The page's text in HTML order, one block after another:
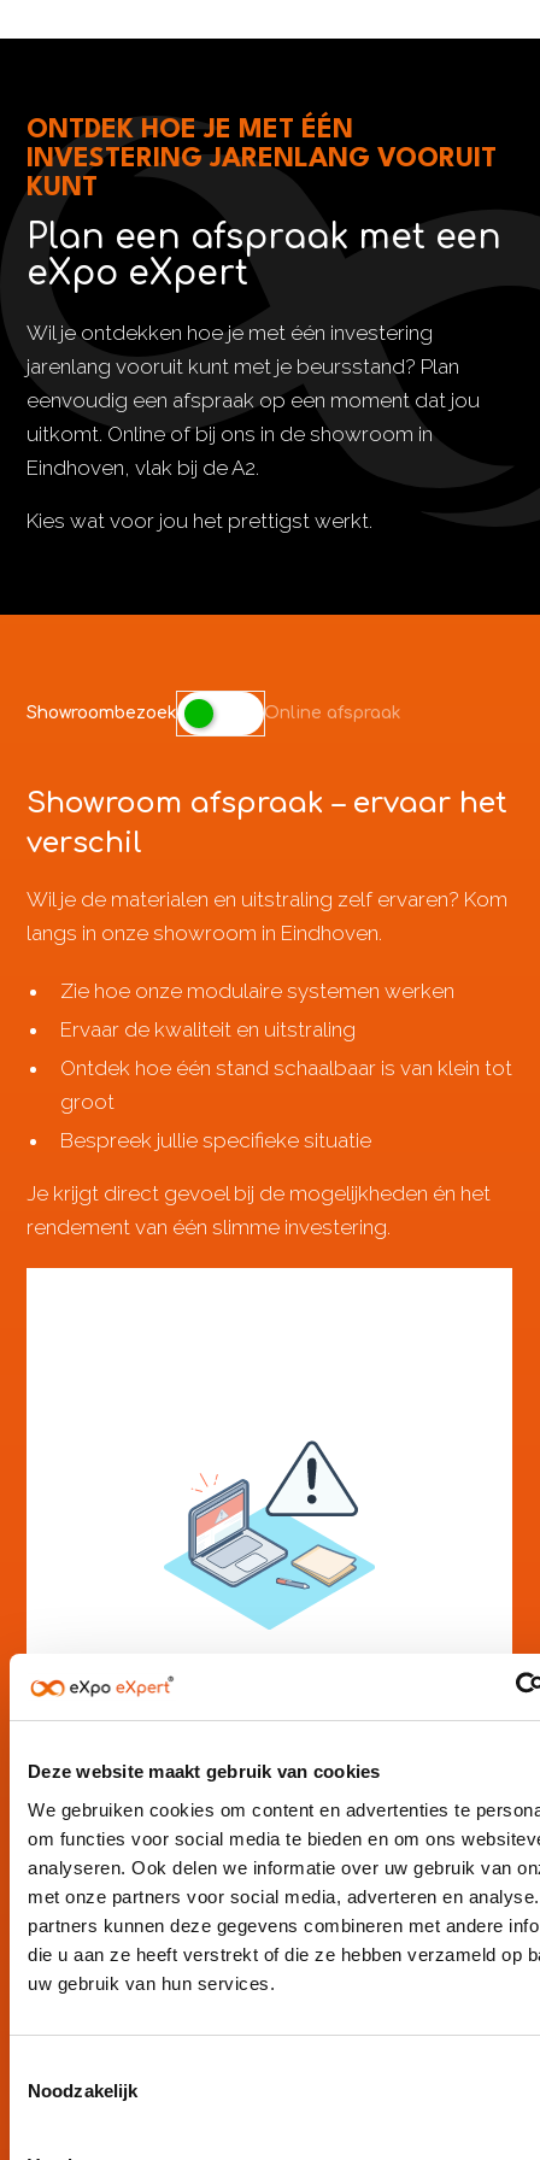
Deze website maakt gebruik van cookies
We gebruiken cookies om content en advertenties te
om functies voor social media te bieden en om ons
analyseren. Ook delen we informatie over uw gebruik van
met onze partners voor social media, adverteren en
partners kunnen deze gegevens combineren met andere
die u aan ze heeft verstrekt of die ze hebben verzameld op
uw gebruik van hun services.
Noodzakelijk
ONTDEK HOE JE MET ÉÉN
INVESTERING JARENLANG VOORUIT
KUNT
Plan een afspraak met een
eXpo eXpert
Wil je ontdekken hoe je met één investering
jarenlang vooruit kunt met je beursstand? Plan
eenvoudig een afspraak op een moment dat jou
uitkomt. Online of bij ons in de showroom in
Eindhoven, vlak bij de A2.
Kies wat voor jou het prettigst werkt.
Showroombezoek Online afspraak
Showroom afspraak – ervaar het
verschil
Wil je de materialen en uitstraling zelf ervaren? Kom
langs in onze showroom in Eindhoven.
Zie hoe onze modulaire systemen werken
Ervaar de kwaliteit en uitstraling
Ontdek hoe één stand schaalbaar is van klein tot
groot
Bespreek jullie specifieke situatie
Je krijgt direct gevoel bij de mogelijkheden én het
rendement van één slimme investering.